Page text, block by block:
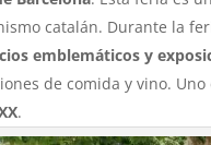
catalán. Durante la
emblemáticos y
de comida y vino.
.